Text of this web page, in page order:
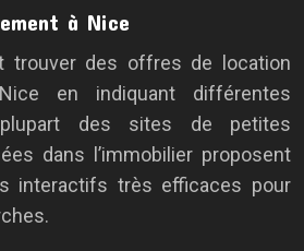
à Nice
trouver des offres de location
en indiquant différentes
des sites de petites
dans l’immobilier proposent
interactifs très efficaces pour